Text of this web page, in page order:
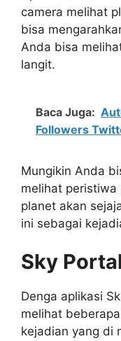
camera melihat
bisa
Anda bisa
langit.
Baca Juga:
Followers
Mungikin Anda
melihat
planet akan
ini sebagai
Sky
Denga aplikasi
melihat
kejadian yang di